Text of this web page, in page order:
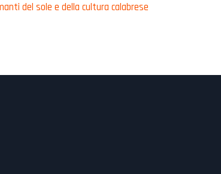
del sole e della cultura calabrese